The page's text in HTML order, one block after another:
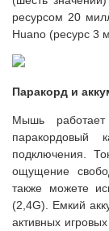
ресурсом 20
Huano (ресурс 3
Паракорд и
Мышь
подключения.
ощущение
также можете
(2,4G). Емкий
активных